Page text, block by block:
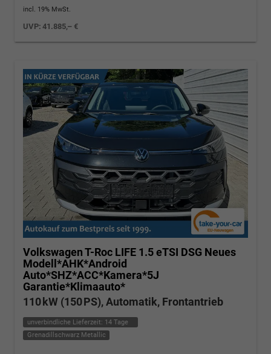
incl. 19% MwSt.
UVP:41.885,– €
Volkswagen T-Roc LIFE 1.5 eTSI DSG Neues
Modell*AHK*Android
Auto*SHZ*ACC*Kamera*5J
Garantie*Klimaauto*
110 kW (150 PS), Automatik, Frontantrieb
unverbindliche Lieferzeit: 14 Tage
Grenadillschwarz Metallic